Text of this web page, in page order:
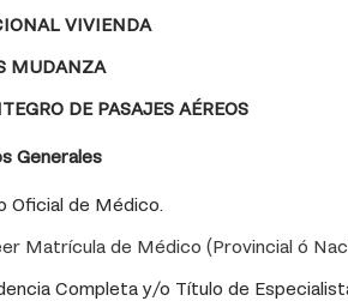
VIVIENDA
MUDANZA
DE PASAJES AÉREOS
Generales
Oficial de Médico.
Matrícula de Médico (Provincial ó
Completa y/o Título de